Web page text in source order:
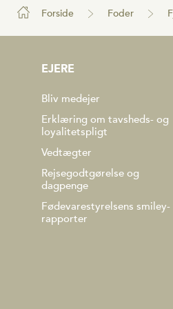
Forside Foder
EJERE
Bliv medejer
Erklæring om tavsheds- og
loyalitetspligt
Vedtægter
Rejsegodtgørelse og
dagpenge
Fødevarestyrelsens smiley-
rapporter